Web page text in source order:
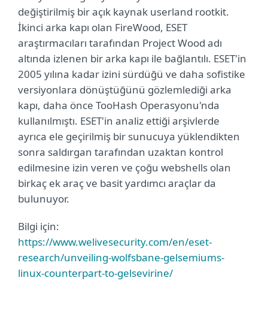
değiştirilmiş bir açık kaynak userland rootkit.
İkinci arka kapı olan FireWood, ESET
araştırmacıları tarafından Project Wood adı
altında izlenen bir arka kapı ile bağlantılı. ESET'in
2005 yılına kadar izini sürdüğü ve daha sofistike
versiyonlara dönüştüğünü gözlemlediği arka
kapı, daha önce TooHash Operasyonu'nda
kullanılmıştı. ESET'in analiz ettiği arşivlerde
ayrıca ele geçirilmiş bir sunucuya yüklendikten
sonra saldırgan tarafından uzaktan kontrol
edilmesine izin veren ve çoğu webshells olan
birkaç ek araç ve basit yardımcı araçlar da
bulunuyor.
Bilgi için:
https://www.welivesecurity.com/en/eset-
research/unveiling-wolfsbane-gelsemiums-
linux-counterpart-to-gelsevirine/